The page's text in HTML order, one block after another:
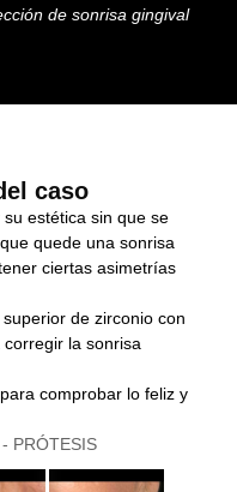
de sonrisa gingival
caso
estética sin que se
quede una sonrisa
ciertas asimetrías
de zirconio con
la sonrisa
comprobar lo feliz y
PRÓTESIS